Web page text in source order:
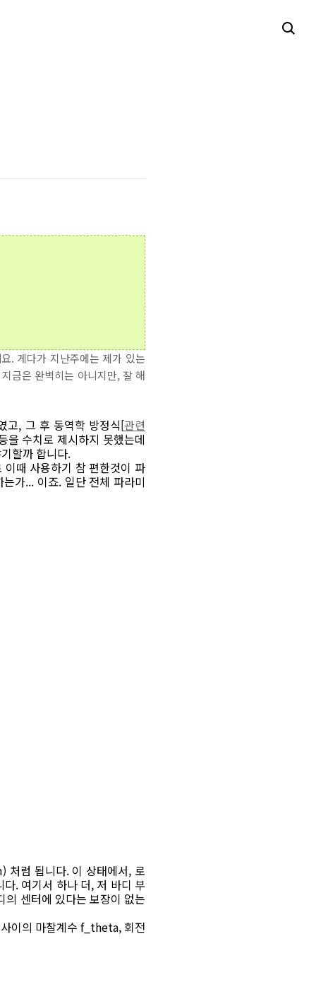
. 게다가 지난주에는 제가 있는
금은 완벽히는 아니지만, 잘 해
고, 그 후 동역학 방정식[관련
을 수치로 제시하지 못했는데
할까 합니다.
때 사용하기 참 편한것이 파
가... 이죠. 일단 전체 파라미
처럼 됩니다. 이 상태에서, 로
. 여기서 하나 더, 저 바디 부
의 센터에 있다는 보장이 없는
이의 마찰계수 f_theta, 회전